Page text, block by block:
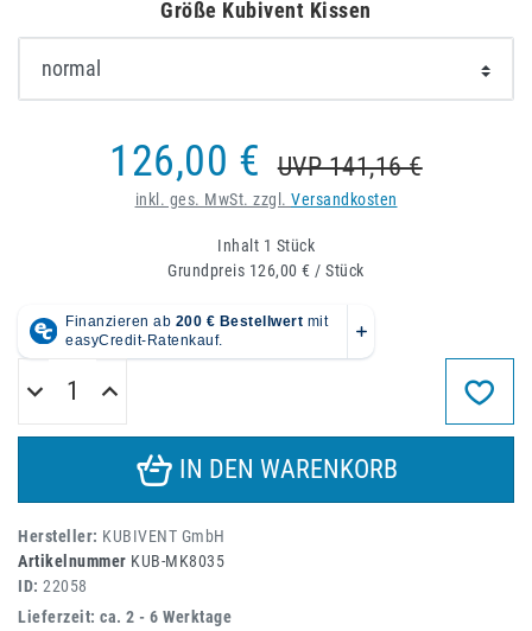
Größe Kubivent Kissen
126,00 € UVP 141,16 €
inkl. ges. MwSt. zzgl. Versandkosten
Inhalt 1 Stück
Grundpreis 126,00 € / Stück
IN DEN WARENKORB
Hersteller: KUBIVENT GmbH
Artikelnummer KUB-MK8035
ID: 22058
Lieferzeit: ca. 2 - 6 Werktage